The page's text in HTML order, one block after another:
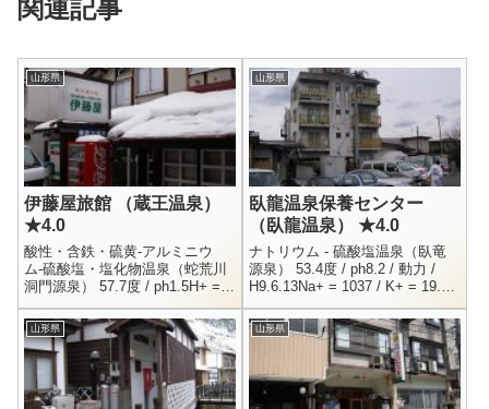
関連記事
山形県
伊藤屋旅館 （蔵王温泉）
★4.0
酸性・含鉄・硫黄-アルミニウ
ム-硫酸塩・塩化物温泉（蛇荒川
洞門源泉） 57.7度 / ph1.5H+ =
31.8 / Na+ = 26.2 / K+ = 16.1 /
Mg++...
山形県
臥龍温泉保養センター
（臥龍温泉） ★4.0
ナトリウム - 硫酸塩温泉（臥竜
源泉） 53.4度 / ph8.2 / 動力 /
H9.6.13Na+ = 1037 / K+ = 19.5 /
Ca++ = 17.7 / Cl-...
山形県 山形県